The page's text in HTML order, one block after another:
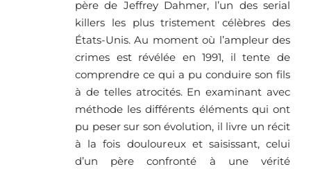
père de Jeffrey Dahmer, l’un des serial
killers les plus tristement célèbres des
États-Unis. Au moment où l’ampleur des
crimes est révélée en 1991, il tente de
comprendre ce qui a pu conduire son fils
à de telles atrocités. En examinant avec
méthode les différents éléments qui ont
pu peser sur son évolution, il livre un récit
à la fois douloureux et saisissant, celui
d’un père confronté à une vérité